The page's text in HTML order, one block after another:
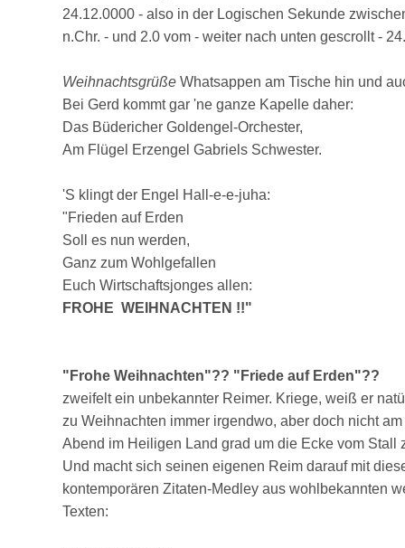
24.12.0000 - also in der Logischen Sekunde
n.Chr. - und 2.0 vom - weiter nach unten gescrollt -
Weihnachtsgrüße Whatsappen am Tische hin und
Bei Gerd kommt gar 'ne ganze Kapelle daher:
Das Büdericher Goldengel-Orchester,
Am Flügel Erzengel Gabriels Schwester.
'S klingt der Engel Hall-e-e-juha:
"Frieden auf Erden
Soll es nun werden,
Ganz zum Wohlgefallen
Euch Wirtschaftsjonges allen:
FROHE WEIHNACHTEN !!"
"Frohe Weihnachten"?? "Friede auf Erden"??
zweifelt ein unbekannter Reimer. Kriege, weiß er
zu Weihnachten immer irgendwo, aber doch nicht
Abend im Heiligen Land grad um die Ecke vom Stall
Und macht sich seinen eigenen Reim darauf mit
kontemporären Zitaten-Medley aus wohlbekannten
Texten: